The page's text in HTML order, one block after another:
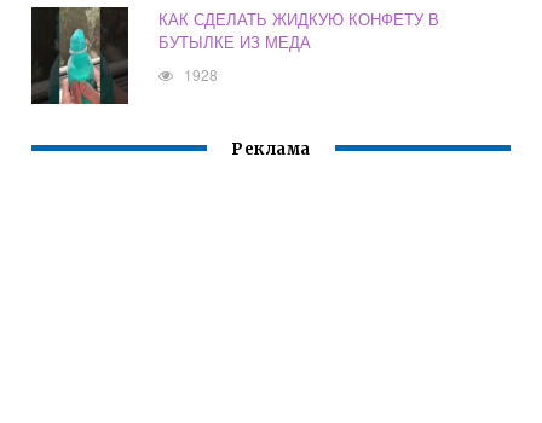
КАК СДЕЛАТЬ ЖИДКУЮ КОНФЕТУ В
БУТЫЛКЕ ИЗ МЕДА
1928
Реклама